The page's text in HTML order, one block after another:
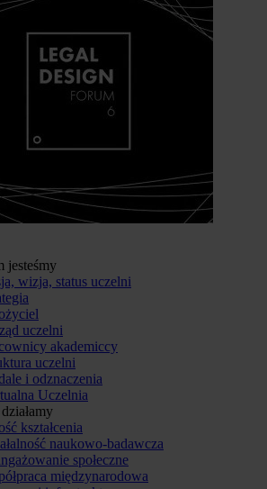
jesteśmy
wizja, status uczelni
uczelni
akademiccy
uczelni
i odznaczenia
Uczelnia
kształcenia
naukowo-badawcza
społeczne
międzynarodowa